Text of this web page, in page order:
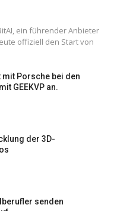
ein führender Anbieter
offiziell den Start von
Porsche bei den
GEEKVP an.
der 3D-
senden